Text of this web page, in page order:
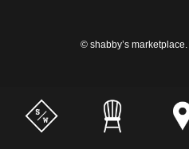
© shabby’s